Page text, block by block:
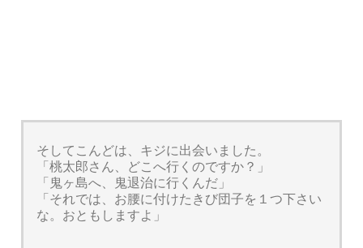
そしてこんどは、キジに出会いました。
「桃太郎さん、どこへ行くのですか？」
「鬼ヶ島へ、鬼退治に行くんだ」
「それでは、お腰に付けたきび団子を１つ下さい
な。おともしますよ」